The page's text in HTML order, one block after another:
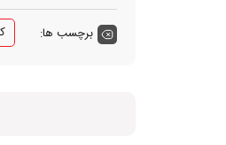
اخبار مرتبط